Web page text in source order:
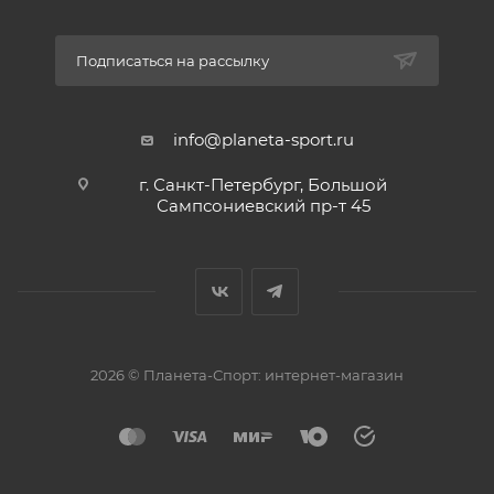
Подписаться на рассылку
info@planeta-sport.ru
г. Санкт-Петербург, Большой
Сампсониевский пр-т 45
2026 © Планета-Спорт: интернет-магазин